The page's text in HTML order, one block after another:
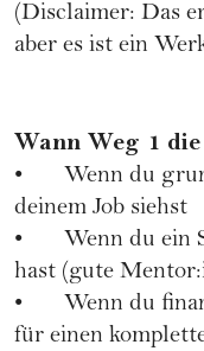
(Disclaimer: Das
aber es ist ein
Wann Weg 1
• Wenn du
deinem Job siehst
• Wenn du ein
hast (gute
• Wenn du
für einen